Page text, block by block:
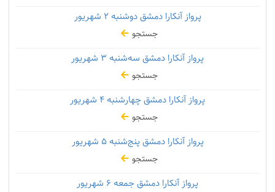
پرواز آنکارا دمشق دوشنبه۲ شهریور
جستجو
پرواز آنکارا دمشق سه‌شنبه
جستجو
پرواز آنکارا دمشق چهارشنبه
جستجو
پرواز آنکارا دمشق پنج‌شنبه۵ شهریور
جستجو
پرواز آنکارا دمشق جمعه